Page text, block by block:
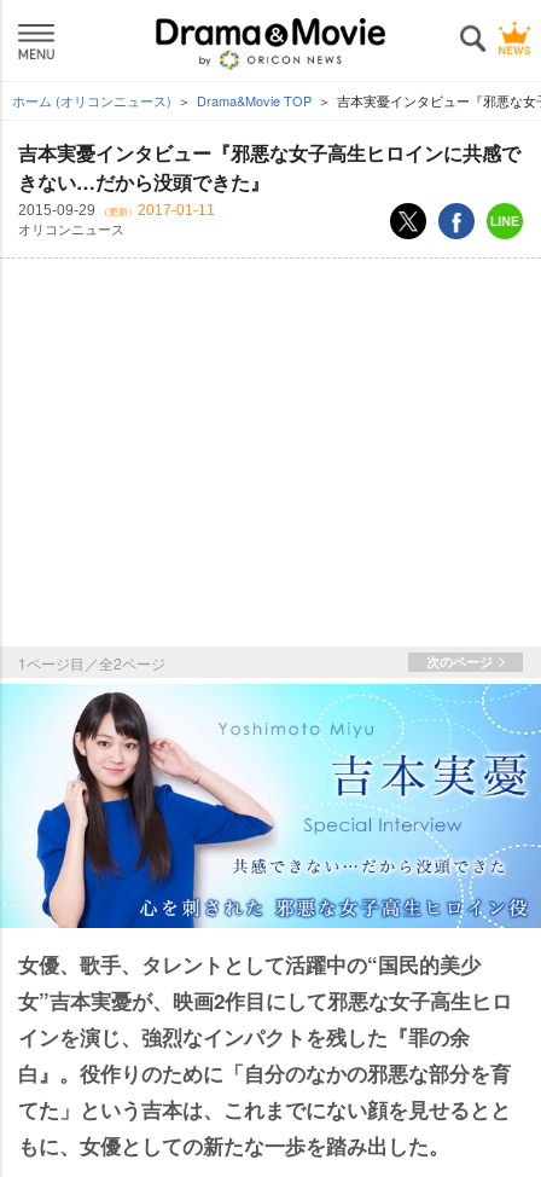
ホーム (オリコンニュース) Drama&Movie TOP 吉本実憂インタビュー『邪悪な
吉本実憂インタビュー『邪悪な女子高生ヒロインに共感で
きない…だから没頭できた』
2015-09-29 （更新） 2017-01-11
オリコンニュース
1ページ目／全2ページ 次のページ
女優、歌手、タレントとして活躍中の“国民的美少
女”吉本実憂が、映画2作目にして邪悪な女子高生ヒロ
インを演じ、強烈なインパクトを残した『罪の余
白』。役作りのために「自分のなかの邪悪な部分を育
てた」という吉本は、これまでにない顔を見せるとと
もに、女優としての新たな一歩を踏み出した。